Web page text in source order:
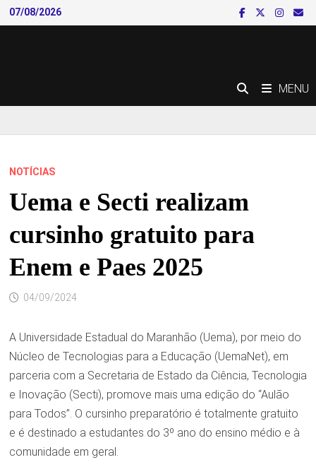
Skip
to
07/08/2026
MENU
NOTÍCIAS
Uema e Secti realizam
cursinho gratuito para
Enem e Paes 2025
04/09/2024
A Universidade Estadual do Maranhão (Uema), por meio do
Núcleo de Tecnologias para a Educação (UemaNet), em
parceria com a Secretaria de Estado da Ciência, Tecnologia
e Inovação (Secti), promove mais uma edição do “Aulão
para Todos”. O cursinho preparatório é totalmente gratuito
e é destinado a estudantes do 3º ano do ensino médio e à
comunidade em geral.